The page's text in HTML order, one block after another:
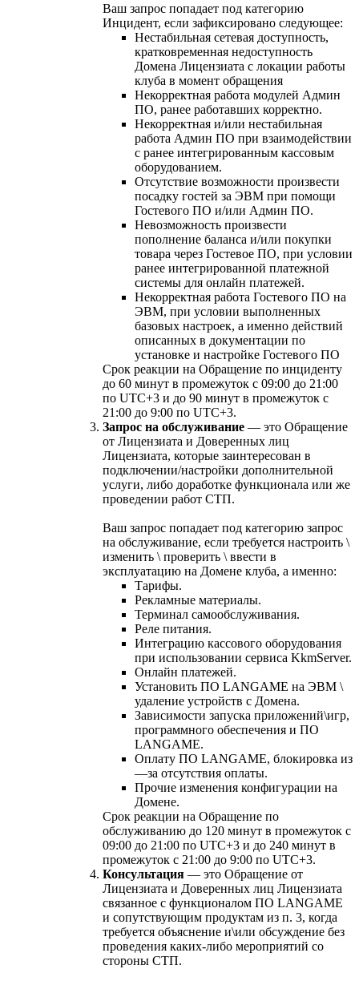
Ваш запрос попадает под категорию
Инцидент, если зафиксировано следующее:
Нестабильная сетевая доступность,
кратковременная недоступность
Домена Лицензиата с локации работы
клуба в момент обращения
Некорректная работа модулей Админ
ПО, ранее работавших корректно.
Некорректная и/или нестабильная
работа Админ ПО при взаимодействии
с ранее интегрированным кассовым
оборудованием.
Отсутствие возможности произвести
посадку гостей за ЭВМ при помощи
Гостевого ПО и/или Админ ПО.
Невозможность произвести
пополнение баланса и/или покупки
товара через Гостевое ПО, при условии
ранее интегрированной платежной
системы для онлайн платежей.
Некорректная работа Гостевого ПО на
ЭВМ, при условии выполненных
базовых настроек, а именно действий
описанных в документации по
установке и настройке Гостевого ПО
Срок реакции на Обращение по инциденту
до 60 минут в промежуток с 09:00 до 21:00
по UTC+3 и до 90 минут в промежуток с
21:00 до 9:00 по UTC+3.
Запрос на обслуживание — это Обращение
от Лицензиата и Доверенных лиц
Лицензиата, которые заинтересован в
подключении/настройки дополнительной
услуги, либо доработке функционала или же
проведении работ СТП.
Ваш запрос попадает под категорию запрос
на обслуживание, если требуется настроить \
изменить \ проверить \ ввести в
эксплуатацию на Домене клуба, а именно:
Тарифы.
Рекламные материалы.
Терминал самообслуживания.
Реле питания.
Интеграцию кассового оборудования
при использовании сервиса KkmServer.
Онлайн платежей.
Установить ПО LANGAME на ЭВМ \
удаление устройств с Домена.
Зависимости запуска приложений\игр,
программного обеспечения и ПО
LANGAME.
Оплату ПО LANGAME, блокировка из
—за отсутствия оплаты.
Прочие изменения конфигурации на
Домене.
Срок реакции на Обращение по
обслуживанию до 120 минут в промежуток с
09:00 до 21:00 по UTC+3 и до 240 минут в
промежуток с 21:00 до 9:00 по UTC+3.
Консультация — это Обращение от
Лицензиата и Доверенных лиц Лицензиата
связанное с функционалом ПО LANGAME
и сопутствующим продуктам из п. 3, когда
требуется объяснение и\или обсуждение без
проведения каких-либо мероприятий со
стороны СТП.